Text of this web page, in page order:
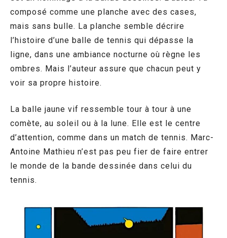
composé comme une planche avec des cases,
mais sans bulle. La planche semble décrire
l’histoire d’une balle de tennis qui dépasse la
ligne, dans une ambiance nocturne où règne les
ombres. Mais l’auteur assure que chacun peut y
voir sa propre histoire.
La balle jaune vif ressemble tour à tour à une
comète, au soleil ou à la lune. Elle est le centre
d’attention, comme dans un match de tennis. Marc-
Antoine Mathieu n’est pas peu fier de faire entrer
le monde de la bande dessinée dans celui du
tennis.